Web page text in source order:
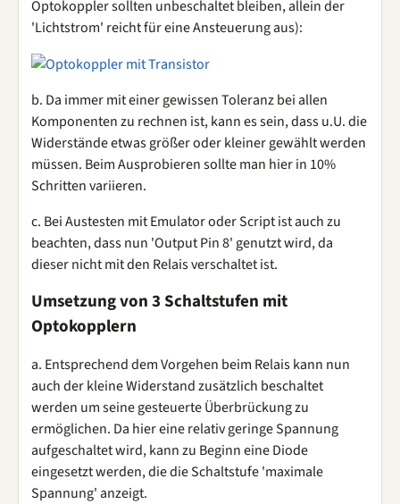
Optokoppler sollten unbeschaltet bleiben, allein der
'Lichtstrom' reicht für eine Ansteuerung aus):
b. Da immer mit einer gewissen Toleranz bei allen
Komponenten zu rechnen ist, kann es sein, dass u.U. die
Widerstände etwas größer oder kleiner gewählt werden
müssen. Beim Ausprobieren sollte man hier in 10%
Schritten variieren.
c. Bei Austesten mit Emulator oder Script ist auch zu
beachten, dass nun 'Output Pin 8' genutzt wird, da
dieser nicht mit den Relais verschaltet ist.
Umsetzung von 3 Schaltstufen mit
Optokopplern
a. Entsprechend dem Vorgehen beim Relais kann nun
auch der kleine Widerstand zusätzlich beschaltet
werden um seine gesteuerte Überbrückung zu
ermöglichen. Da hier eine relativ geringe Spannung
aufgeschaltet wird, kann zu Beginn eine Diode
eingesetzt werden, die die Schaltstufe 'maximale
Spannung' anzeigt.